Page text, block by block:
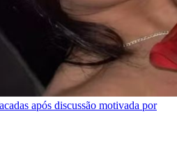
após discussão motivada por